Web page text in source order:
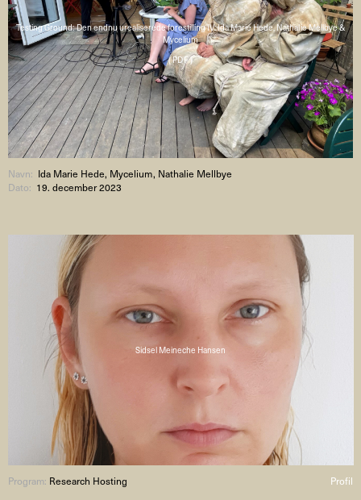
Testing Ground: Den endnu urealiserede forestilling IV: Ida Marie Hede, Nathalie Mellbye &
Mycelium
( PDF )
Navn: Ida Marie Hede, Mycelium, Nathalie Mellbye
Dato: 19. december 2023
Sidsel Meineche Hansen
Profil
Program: Research Hosting